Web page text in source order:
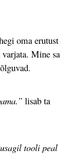
oma erutust
Mine sa
lisab ta
tooli peal